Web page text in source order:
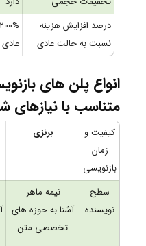
درصد افزایش هزینه
نسبت به حالت عادی
عادی
انواع پلن های
متناسب با نیازهای
کیفیت و
زمان
بازنویسی
برنزی
سطح
نویسنده
نیمه ماهر
آشنا به حوزه های
تخصصی متن